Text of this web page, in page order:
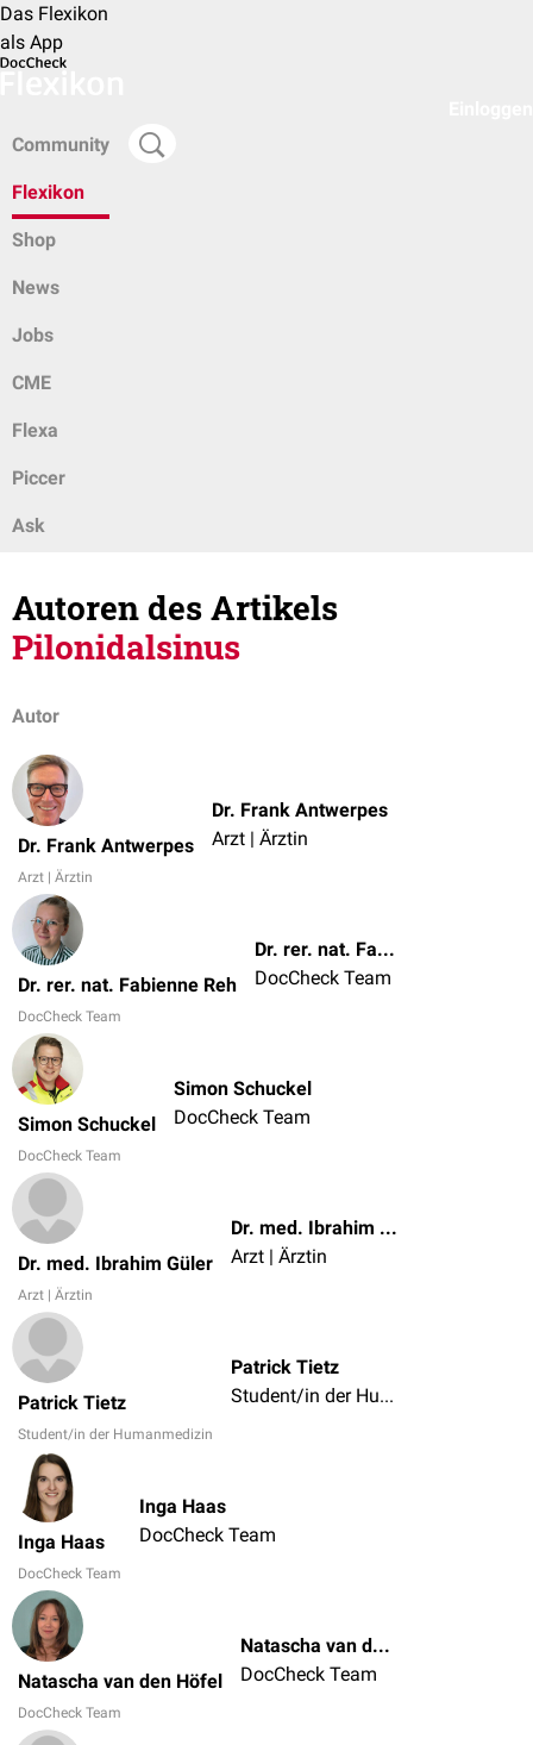
Das Flexikon
als App
Community
Flexikon
Shop
News
Jobs
CME
Flexa
Piccer
Ask
Autoren des Artikels
Pilonidalsinus
Autor
Dr. Frank Antwerpes
Arzt | Ärztin
Dr. Frank Antwerpes
Arzt | Ärztin
Dr. rer. nat. Fabienne Reh
DocCheck Team
Dr. rer. nat. Fabienne Reh
DocCheck Team
Simon Schuckel
DocCheck Team
Simon Schuckel
DocCheck Team
Dr. med. Ibrahim Güler
Arzt | Ärztin
Dr. med. Ibrahim Güler
Arzt | Ärztin
Patrick Tietz
Student/in der Humanmedizin
Patrick Tietz
Student/in der Humanmedizin
Inga Haas
DocCheck Team
Inga Haas
DocCheck Team
Natascha van den Höfel
DocCheck Team
Natascha van den Höfel
DocCheck Team